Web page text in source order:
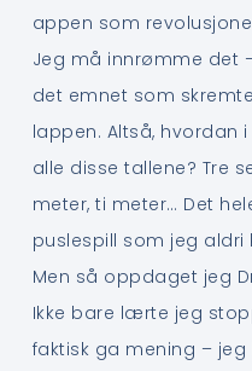
appen som
Jeg må innrømme det
det emnet som
lappen. Altså, hvordan
alle disse tallene? Tre
meter, ti meter… Det
puslespill som jeg
Men så oppdaget jeg
Ikke bare lærte jeg
faktisk ga mening –